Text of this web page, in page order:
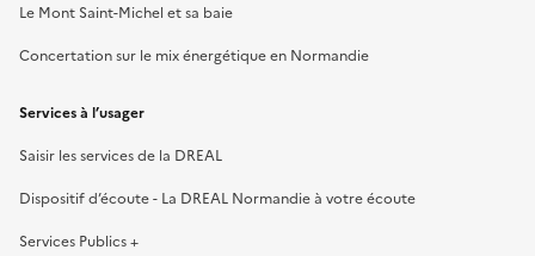
Le Mont Saint-Michel et sa baie
Concertation sur le mix énergétique en Normandie
Services à l’usager
Saisir les services de la DREAL
Dispositif d’écoute - La DREAL Normandie à votre écoute
Services Publics +